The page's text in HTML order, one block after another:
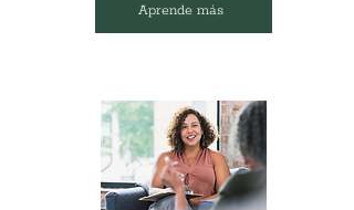
Aprende más